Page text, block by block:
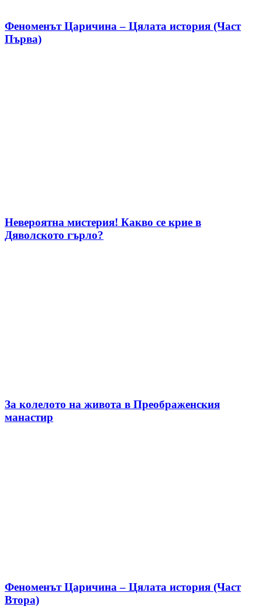
Феноменът Царичина – Цялата история (Част
Първа)
Невероятна мистерия! Какво се крие в
Дяволското гърло?
За колелото на живота в Преображенския
манастир
Феноменът Царичина – Цялата история (Част
Втора)